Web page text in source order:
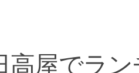
高屋でラ